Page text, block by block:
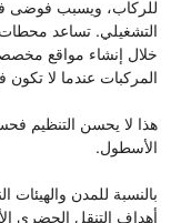
للركاب، ويسبب فوضى
التشغيلي. تساعد
المركبات عندما لا تكون
هذا لا يحسن التنظيم
الأسطول.
أهداف التنقل الحضري